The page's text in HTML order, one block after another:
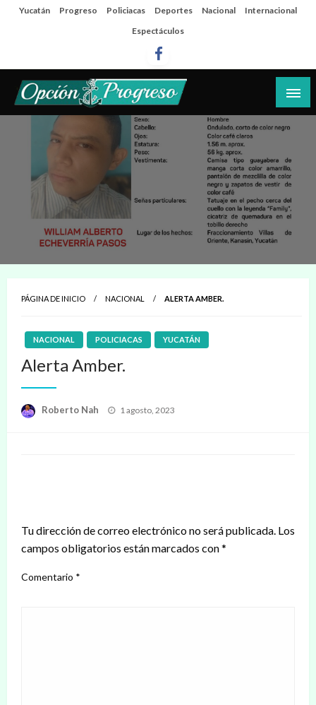
SaltaYucatán Progreso Policiacas Deportes Nacional
Internacional
Espectáculos
Opción Progreso
Las noticias del día a día del puerto
PÁGINA DE INICIO NACIONAL ALERTA AMBER.
NACIONAL POLICIACAS YUCATÁN
Alerta Amber.
Roberto Nah
Publicado
1 agosto, 2023
Tu dirección de correo electrónico no será publicada. Los
campos obligatorios están marcados con*
Comentario *